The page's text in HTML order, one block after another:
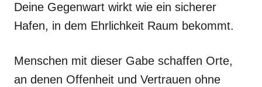
Deine Gegenwart wirkt wie ein sicherer
Hafen, in dem Ehrlichkeit Raum bekommt.
Menschen mit dieser Gabe schaffen Orte,
an denen Offenheit und Vertrauen ohne